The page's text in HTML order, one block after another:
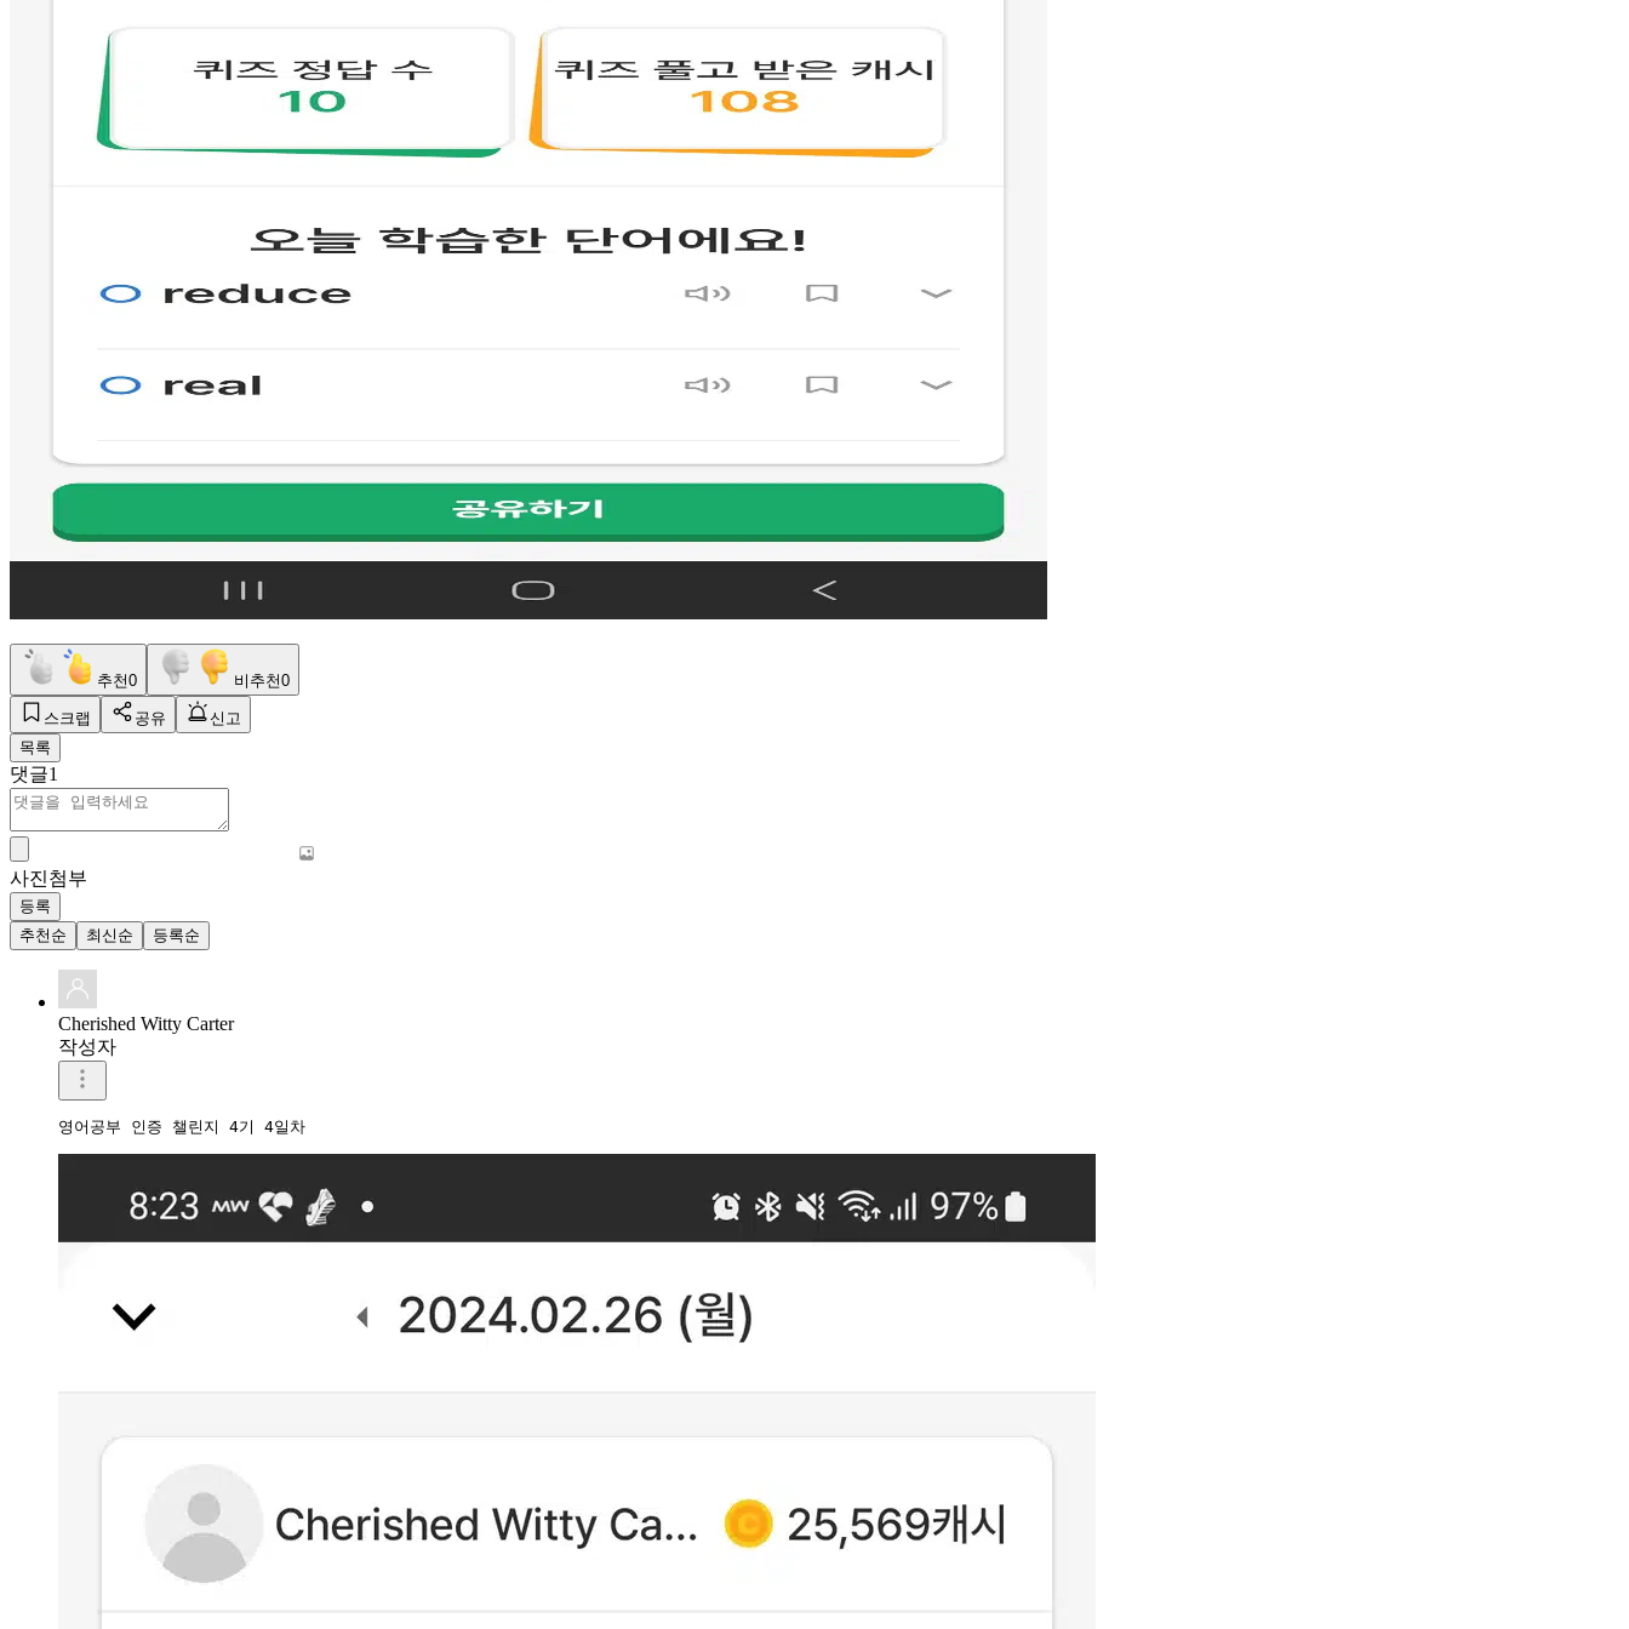
추천0 비추천0
스크랩 공유
신고
목록
댓글1
사진첨부
등록
추천순
최신순 등록순
Cherished Witty Carter
작성자
영어공부 인증 챌린지 4기 4일차